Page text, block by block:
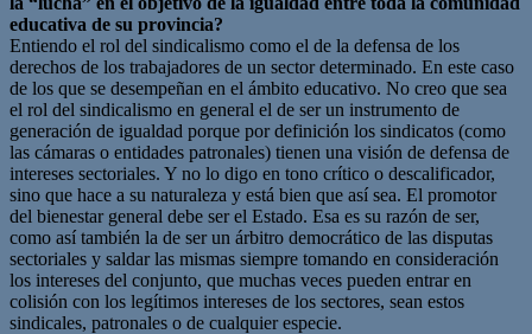
educativa de su provincia?
Entiendo el rol del sindicalismo como el de la defensa de los
derechos de los trabajadores de un sector determinado. En este caso
de los que se desempeñan en el ámbito educativo. No creo que sea
el rol del sindicalismo en general el de ser un instrumento de
generación de igualdad porque por definición los sindicatos (como
las cámaras o entidades patronales) tienen una visión de defensa de
intereses sectoriales. Y no lo digo en tono crítico o descalificador,
sino que hace a su naturaleza y está bien que así sea. El promotor
del bienestar general debe ser el Estado. Esa es su razón de ser,
como así también la de ser un árbitro democrático de las disputas
sectoriales y saldar las mismas siempre tomando en consideración
los intereses del conjunto, que muchas veces pueden entrar en
colisión con los legítimos intereses de los sectores, sean estos
sindicales, patronales o de cualquier especie.